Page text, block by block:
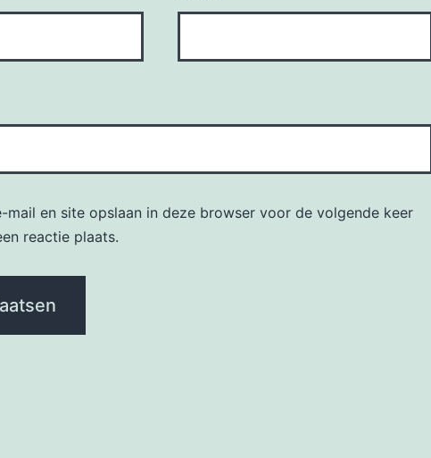
mail en site opslaan in deze browser voor de volgende keer
reactie plaats.